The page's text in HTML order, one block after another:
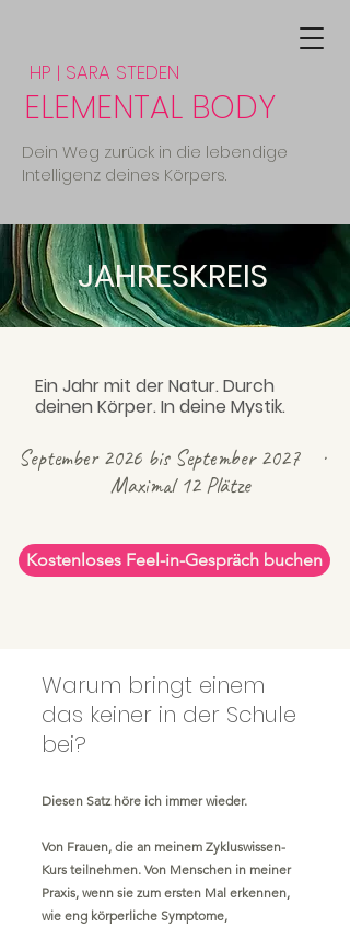
HP | SARA STEDEN
ELEMENTAL BODY
Dein Weg zurück in die lebendige
Intelligenz deines Körpers.
JAHRESKREIS
Ein Jahr mit der Natur. Durch
deinen Körper. In deine Mystik.
September 2026 bis September 2027 ·
Maximal 12 Plätze
Kostenloses Feel-in-Gespräch buchen
​Warum bringt einem
das keiner in der Schule
bei?
Diesen Satz höre ich immer wieder.
Von Frauen, die an meinem Zykluswissen-
Kurs teilnehmen. Von Menschen in meiner
Praxis, wenn sie zum ersten Mal erkennen,
wie eng körperliche Symptome,